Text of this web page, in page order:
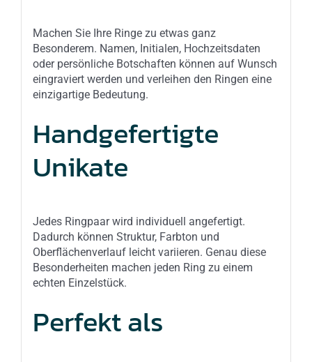
Machen Sie Ihre Ringe zu etwas ganz
Besonderem. Namen, Initialen, Hochzeitsdaten
oder persönliche Botschaften können auf Wunsch
eingraviert werden und verleihen den Ringen eine
einzigartige Bedeutung.
Handgefertigte
Unikate
Jedes Ringpaar wird individuell angefertigt.
Dadurch können Struktur, Farbton und
Oberflächenverlauf leicht variieren. Genau diese
Besonderheiten machen jeden Ring zu einem
echten Einzelstück.
Perfekt als